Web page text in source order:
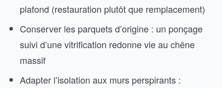
plafond (restauration plutôt que remplacement)
Conserver les parquets d’origine : un ponçage
suivi d’une vitrification redonne vie au chêne
massif
Adapter l’isolation aux murs perspirants :